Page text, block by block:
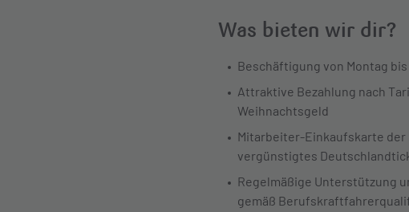
Was bieten wir dir?
Beschäftigung von Montag
Attraktive Bezahlung nach
Weihnachtsgeld
Mitarbeiter-Einkaufskarte der
vergünstigtes
Regelmäßige Unterstützung
gemäß